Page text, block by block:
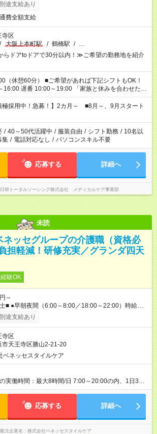
途支給あり
費全額支給
寺区
/ 大阪上本町駅 / 鶴橋駅 / …
らドアtoドアで30分以内！≫ご希望の勤務地を紹介
ご希望があれば下記シフトもOK！
番 10:00～19:00 「家族と休みを合わせた
を持って夕飯の準備がしたい」 「できれば残業はし
ど、ご希望を教えてくださいね。 ※Wワーク希望
覧のお仕事で希望する勤務時間と、もう1つのお仕事
。 合計で週40時間を超える場合は応募できません。
極採用中！急募！】2カ月～ ■8月～、9月スタート
/ 40～50代活躍中 / 服装自由 / シフト勤務 / 10名以
集 / 電話対応なし / パソコンスキル不要
応募する 詳細へ
日研トータルソーシング株式会社 メディカルケア事業部
未読
ネッセグループの介護職（資格必
担軽減！研修充実／グランダ四天
験OK
～
■ ●早朝夜間（6:00～8:00／18:00～22:00）時給：
中帯（8:00～18:00）時給：1280円～ ■初任者研修
（6:00～8:00／18:00～22:00）時給：1280円～ ●日
給（1資格につき、60円／時） 【試用期間】試
途支給あり
寺区
市天王寺区勝山2-21-20
ベネッセスタイルケア
実働時間：最大8時間/日 7:00～20:00の内、1日3時
時間（1日8時間）を
応募する 詳細へ
元企業名 株式会社ベネッセスタイルケア